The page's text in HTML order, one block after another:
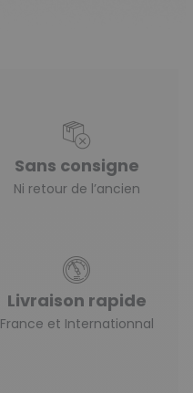
Sans consigne
Ni retour de l’ancien
Livraison rapide
France et Internationnal